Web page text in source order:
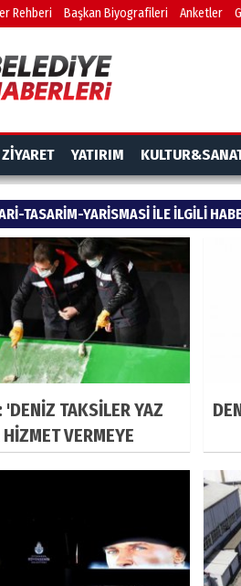
Rehberi Başkan Biyografileri Anketler
ZİYARET YATIRIM
TASARIM-YARISMASI ILE ILGILI
'DENİZ TAKSİLER YAZ
VERMEYE